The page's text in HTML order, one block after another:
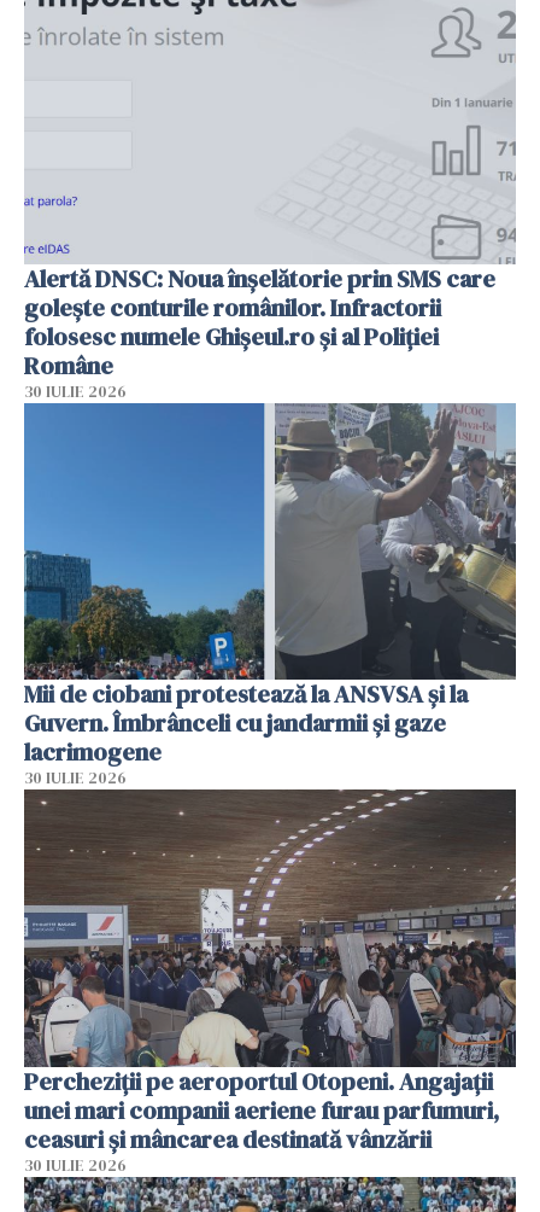
Alertă DNSC: Noua înșelătorie prin SMS care
golește conturile românilor. Infractorii
folosesc numele Ghișeul.ro și al Poliției
Române
30 IULIE 2026
Mii de ciobani protestează la ANSVSA și la
Guvern. Îmbrânceli cu jandarmii și gaze
lacrimogene
30 IULIE 2026
Percheziții pe aeroportul Otopeni. Angajații
unei mari companii aeriene furau parfumuri,
ceasuri și mâncarea destinată vânzării
30 IULIE 2026